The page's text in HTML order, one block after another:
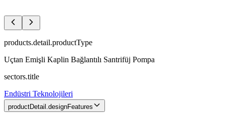
products.detail.productType
Uçtan Emişli Kaplin Bağlantılı Santrifüj Pompa
sectors.title
Endüstri Teknolojileri
productDetail.designFeatures